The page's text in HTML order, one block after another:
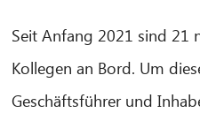
Seit Anfang 2021 sind 21
Kollegen an Bord. Um
Geschäftsführer und